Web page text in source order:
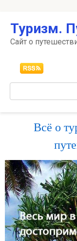
контенту
Туризм.
Сайт о
Всё о